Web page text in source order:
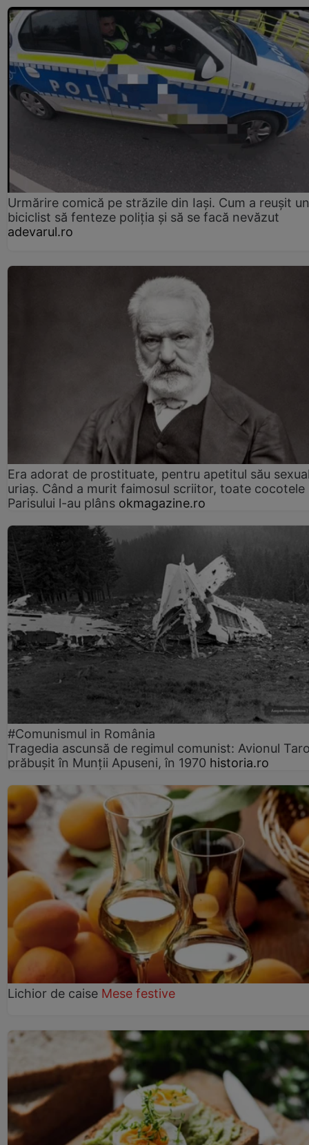
Urmărire comică pe străzile din Iași. Cum a reușit un
biciclist să fenteze poliția și să se facă nevăzut
adevarul.ro
Era adorat de prostituate, pentru apetitul său
uriaș. Când a murit faimosul scriitor, toate cocotele
Parisului l-au plâns okmagazine.ro
#Comunismul in România
Tragedia ascunsă de regimul comunist: Avionul
prăbușit în Munții Apuseni, în 1970 historia.ro
Lichior de caise Mese festive